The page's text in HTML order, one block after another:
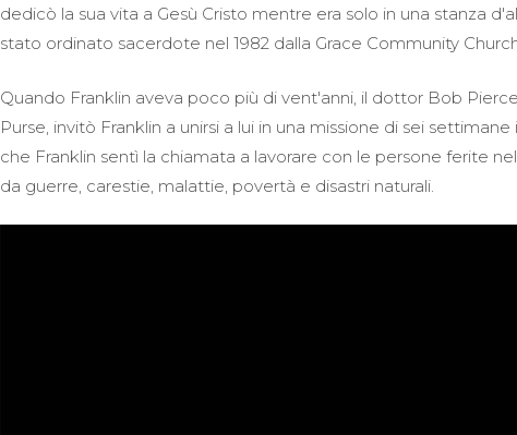
dedicò la sua vita a Gesù Cristo mentre era solo in una stanza
stato ordinato sacerdote nel 1982 dalla Grace Community
Quando Franklin aveva poco più di vent'anni, il dottor Bob
Purse, invitò Franklin a unirsi a lui in una missione di sei
che Franklin sentì la chiamata a lavorare con le persone ferite
da guerre, carestie, malattie, povertà e disastri naturali.